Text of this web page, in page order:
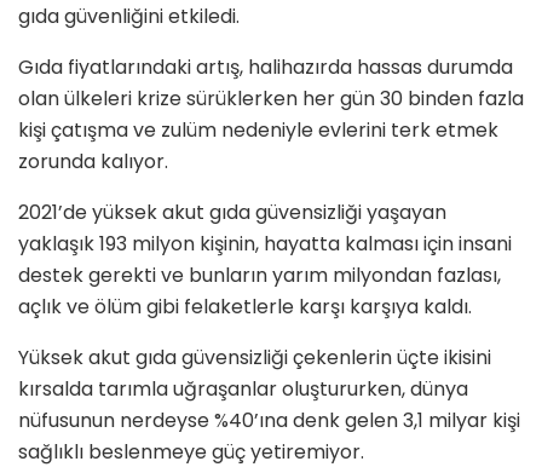
gıda güvenliğini etkiledi.
Gıda fiyatlarındaki artış, halihazırda hassas durumda
olan ülkeleri krize sürüklerken her gün 30 binden fazla
kişi çatışma ve zulüm nedeniyle evlerini terk etmek
zorunda kalıyor.
2021’de yüksek akut gıda güvensizliği yaşayan
yaklaşık 193 milyon kişinin, hayatta kalması için insani
destek gerekti ve bunların yarım milyondan fazlası,
açlık ve ölüm gibi felaketlerle karşı karşıya kaldı.
Yüksek akut gıda güvensizliği çekenlerin üçte ikisini
kırsalda tarımla uğraşanlar oluştururken, dünya
nüfusunun nerdeyse %40’ına denk gelen 3,1 milyar kişi
sağlıklı beslenmeye güç yetiremiyor.